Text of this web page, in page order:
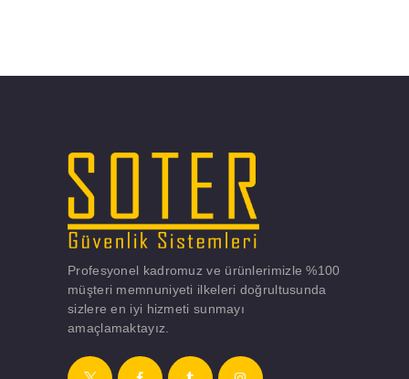
Profesyonel kadromuz ve ürünlerimizle %100
müşteri memnuniyeti ilkeleri doğrultusunda
sizlere en iyi hizmeti sunmayı
amaçlamaktayız.